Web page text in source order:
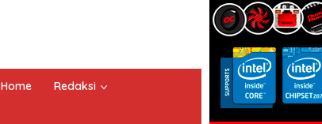
Home Redaksi